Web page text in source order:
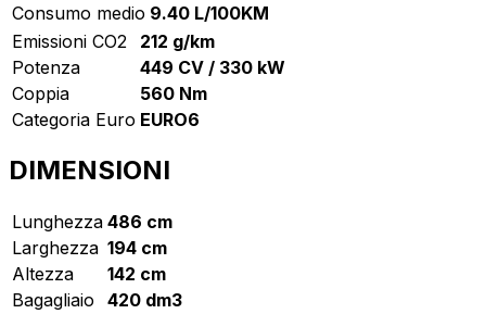
Consumo medio 9.40 L/100KM
Emissioni CO2
212 g/km
Potenza
449 CV / 330 kW
Coppia
560 Nm
Categoria Euro EURO6
DIMENSIONI
Lunghezza 486 cm
Larghezza 194 cm
Altezza
142 cm
Bagagliaio
420 dm3